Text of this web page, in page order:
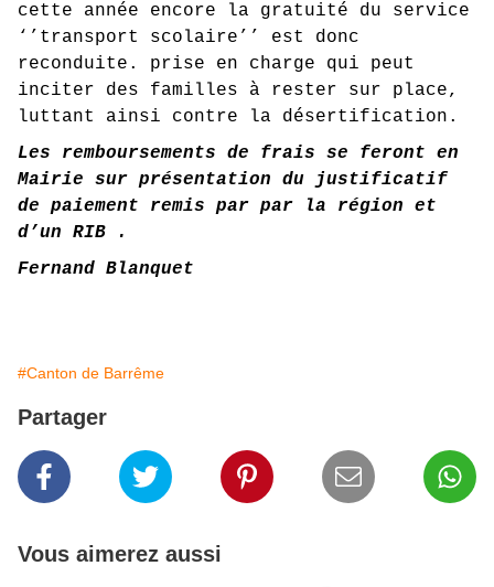
cette année encore la gratuité du service
‘’transport scolaire’’ est donc
reconduite.
prise en charge qui peut
inciter des familles à rester sur place,
luttant ainsi contre la désertification .
Les remboursements de frais se feront en
Mairie sur présentation du justificatif
de paiement remis par par la région et
d’un RIB .
Fernand Blanquet
#Canton de Barrême
Partager
Vous aimerez aussi